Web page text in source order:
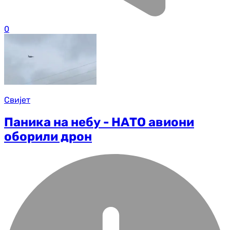
0
Свијет
Паника на небу - НАТО авиони
оборили дрон